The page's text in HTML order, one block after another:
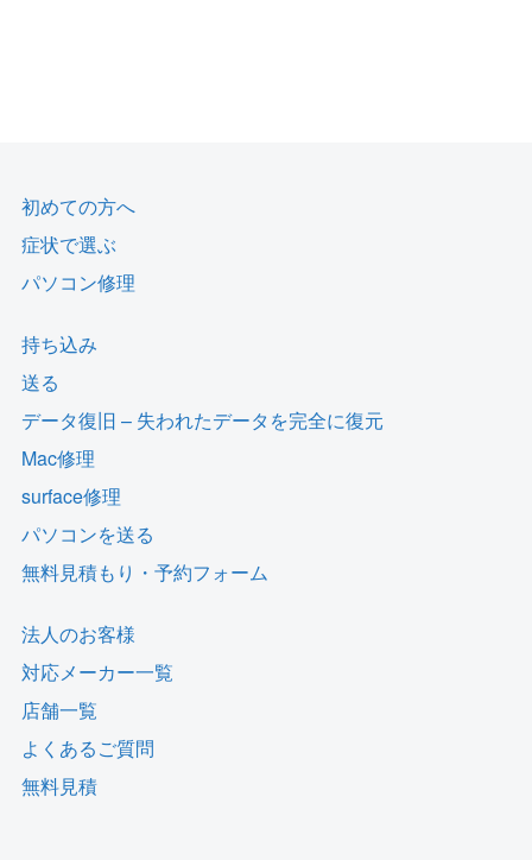
初めての方へ
症状で選ぶ
パソコン修理
持ち込み
送る
データ復旧 – 失われたデータを完全に復元
Mac修理
surface修理
パソコンを送る
無料見積もり・予約フォーム
法人のお客様
対応メーカー一覧
店舗一覧
よくあるご質問
無料見積